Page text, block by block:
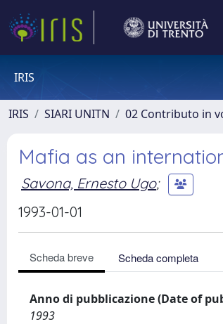
IRIS
IRIS SIARI UNITN 02 Contributo in
Mafia as an
Savona, Ernesto Ugo;
1993-01-01
Scheda breve Scheda completa
Anno di pubblicazione (Date of
1993